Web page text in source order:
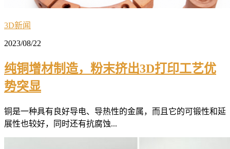
3D新闻
2023/08/22
纯铜增材制造，粉末挤出3D打印工艺优
势突显
铜是一种具有良好导电、导热性的金属，而且它的可锻性和延
展性也较好，同时还有抗腐蚀...